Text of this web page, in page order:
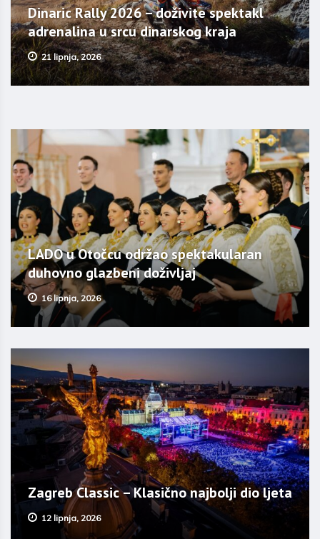
Dinaric Rally 2026 – doživite spektakl
adrenalina u srcu dinarskog kraja
21 lipnja, 2026
LADO u Otočcu održao spektakularan
duhovno glazbeni doživljaj
16 lipnja, 2026
Zagreb Classic – Klasično najbolji dio ljeta
12 lipnja, 2026